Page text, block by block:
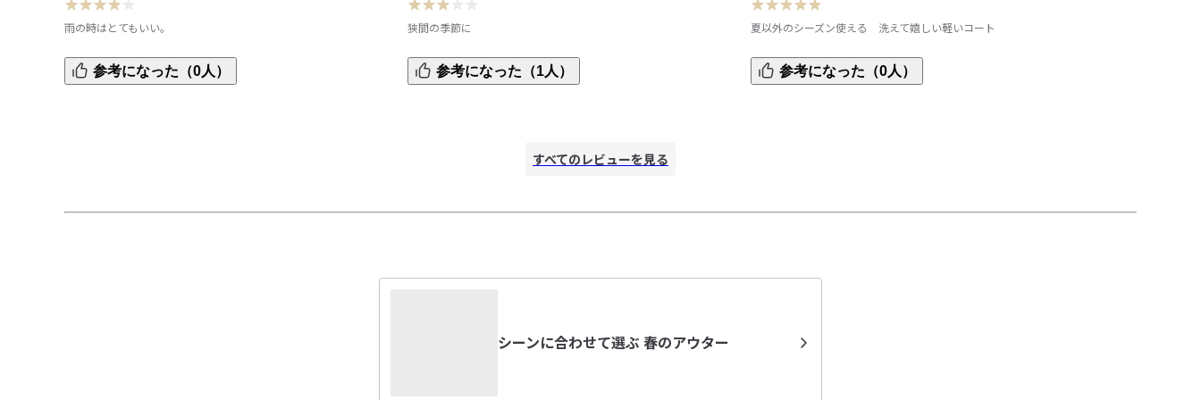
雨の時はとてもいい。
思ったより襟部分が重く感じますが、それ以外は着やすいで
す。雨の日が楽しみです。
参考になった（0人）
狭間の季節に
撥水効果を期待して買ったわけでは無いので、別にいいので
すが、おろしたばかりでも雨粒がすぐ染み込んでいました。
参考になった（1人）
夏以外のシーズン使える　洗えて嬉しい軽いコート
洗える夏以外来れる軽めのコートをずっと探していて(撥水加
工あり)色も好きなカーキで購入決定　　秋☆春先は1枚で冬
参考になった（0人）
すべてのレビューを見る
シーンに合わせて選ぶ 春のアウター